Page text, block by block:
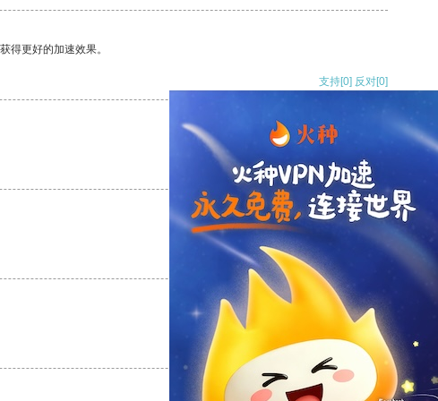
得更好的加速效果。
支持[0] 反对[0]
支持[0] 反对
支持
反对 [0]